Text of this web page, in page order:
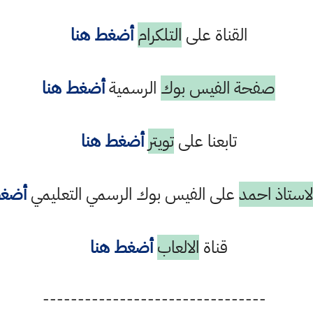
القناة على التلكرام أضغط هنا
صفحة الفيس بوك الرسميةأضغط هنا
تابعنا علىتويتر أضغط هنا
احمدعلى الفيس بوك الرسمي التعليمي
قناة الالعاب أضغط هنا
--------------------------------